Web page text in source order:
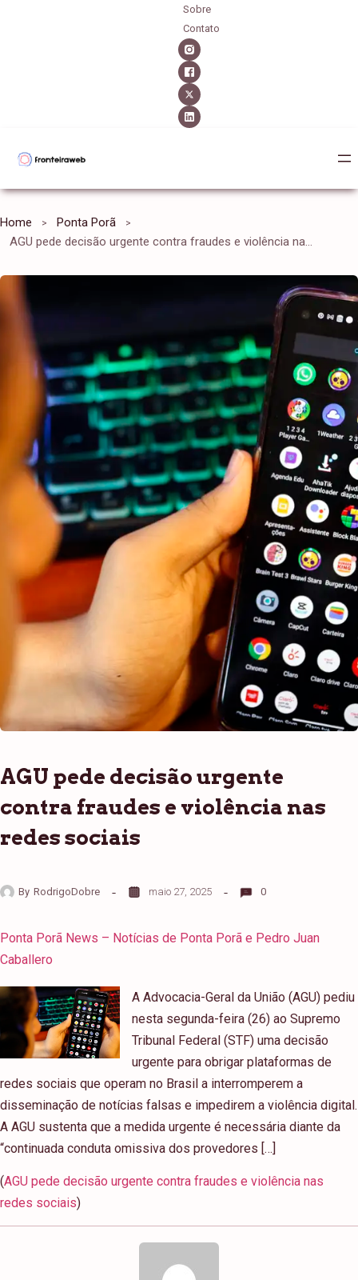
Sobre
Contato
Home
Ponta Porã
AGU pede decisão urgente contra fraudes e violência nas redes sociais
AGU pede decisão urgente
contra fraudes e violência nas
redes sociais
By RodrigoDobre maio 27, 2025 0
Ponta Porã News – Notícias de Ponta Porã e Pedro Juan
Caballero
A Advocacia-Geral da União (AGU) pediu
nesta segunda-feira (26) ao Supremo
Tribunal Federal (STF) uma decisão
urgente para obrigar plataformas de
redes sociais que operam no Brasil a interromperem a
disseminação de notícias falsas e impedirem a violência digital.
A AGU sustenta que a medida urgente é necessária diante da
“continuada conduta omissiva dos provedores […]
(AGU pede decisão urgente contra fraudes e violência nas
redes sociais)